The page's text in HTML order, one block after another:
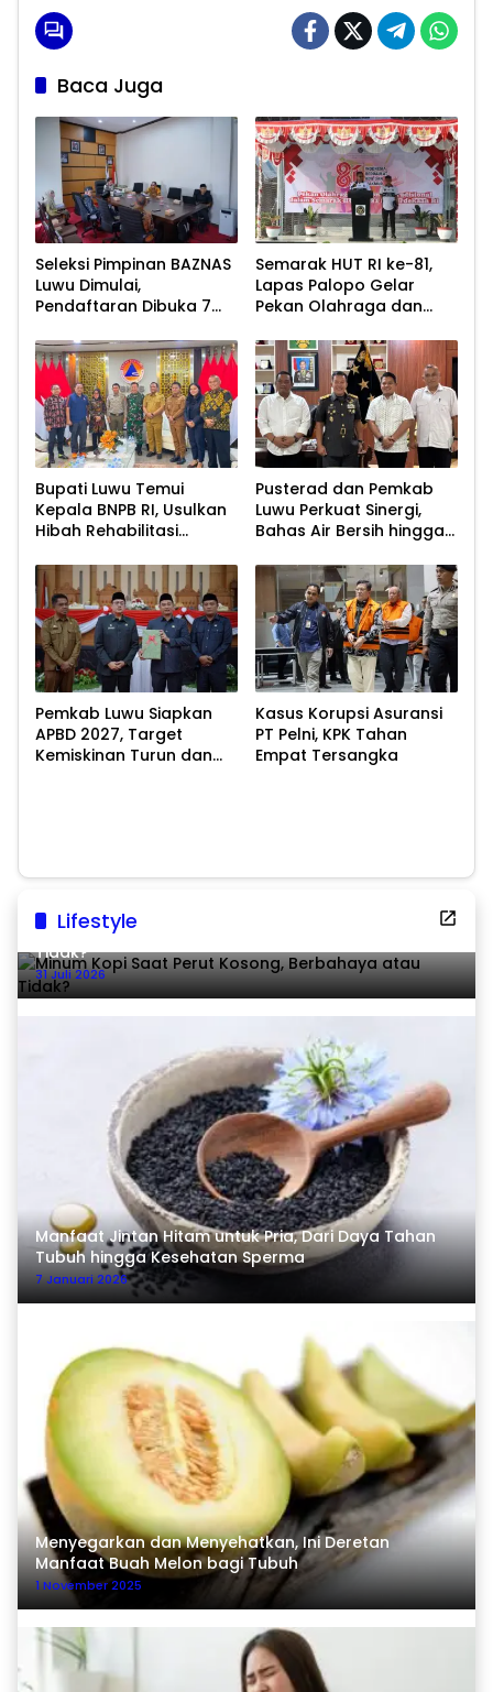
Baca Juga
Seleksi Pimpinan BAZNAS
Luwu Dimulai,
Pendaftaran Dibuka 7
Semarak HUT RI ke-81,
Lapas Palopo Gelar
Pekan Olahraga dan
Bupati Luwu Temui
Kepala BNPB RI, Usulkan
Hibah Rehabilitasi
Pusterad dan Pemkab
Luwu Perkuat Sinergi,
Bahas Air Bersih hingga
Pascabencana
Pemkab Luwu Siapkan
APBD 2027, Target
Kemiskinan Turun dan
Kasus Korupsi Asuransi
PT Pelni, KPK Tahan
Empat Tersangka
Lifestyle
Minum Kopi Saat Perut Kosong, Berbahaya atau
Tidak?
31 Juli 2026
Manfaat Jintan Hitam untuk Pria, Dari Daya Tahan
Tubuh hingga Kesehatan Sperma
7 Januari 2026
Menyegarkan dan Menyehatkan, Ini Deretan
Manfaat Buah Melon bagi Tubuh
1 November 2025